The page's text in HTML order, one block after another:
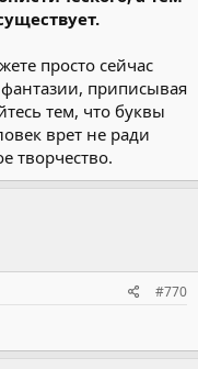
просто сейчас
фантазии, приписывая
тем, что буквы
врет не ради
творчество.
#770